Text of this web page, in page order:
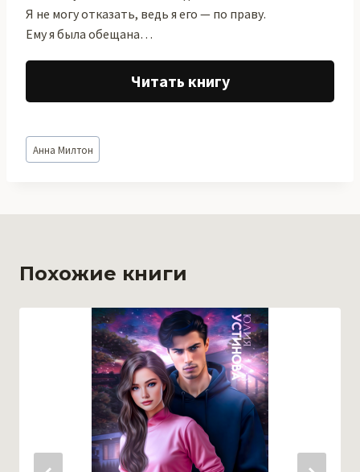
Я не могу отказать, ведь я его — по праву.
Ему я была обещана…
Читать книгу
Метки
записи:
Анна Милтон
Похожие книги